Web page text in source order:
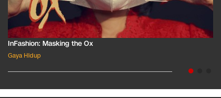
InFashion: Masking the Ox
Gaya Hidup